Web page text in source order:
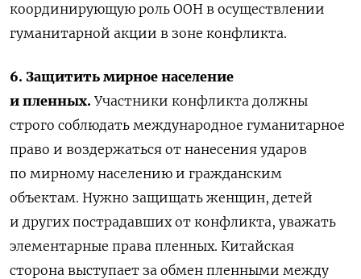
координирующую роль ООН в осуществлении
гуманитарной акции в зоне конфликта.
6. Защитить мирное население
и пленных. Участники конфликта должны
строго соблюдать международное гуманитарное
право и воздержаться от нанесения ударов
по мирному населению и гражданским
объектам. Нужно защищать женщин, детей
и других пострадавших от конфликта, уважать
элементарные права пленных. Китайская
сторона выступает за обмен пленными между